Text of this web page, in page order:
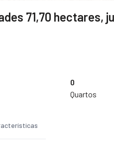
71,70 hectares,
0
Quartos